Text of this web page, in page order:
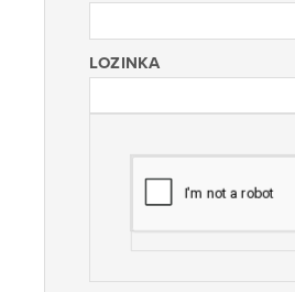
LOZINKA